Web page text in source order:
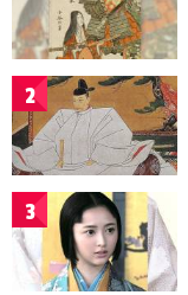
2
3